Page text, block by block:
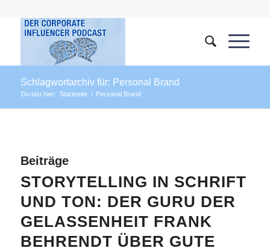
Schlagwortarchiv für: Personal Brand
Du bist hier: Startseite / Personal Brand
Beiträge
STORYTELLING IN SCHRIFT
UND TON: DER GURU DER
GELASSENHEIT FRANK
BEHRENDT ÜBER GUTE